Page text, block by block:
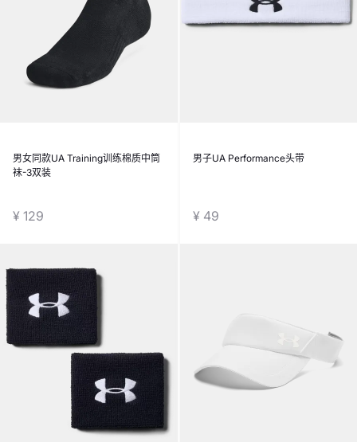
男女同款UA Training训练棉质中筒
袜-3双装
¥ 129
男子UA Performance头带
¥ 49